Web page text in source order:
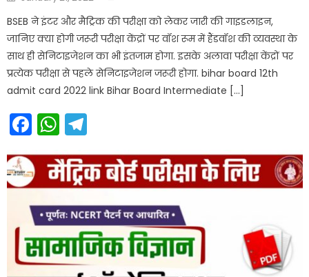
on
BSEB ने इंटर और मैट्रिक की परीक्षा को लेकर जारी की गाइडलाइन,
जानिए क्या होगी जरूरी परीक्षा केंद्रों पर वॉश रूम में हैंडवॉश की व्यवस्था के
साथ ही सेनिटाइजेशन का भी इंतजाम होगा. इसके अलावा परीक्षा केंद्रों पर
प्रत्येक परीक्षा से पहले सेनिटाइजेशन जरूरी होगा. bihar board 12th
admit card 2022 link Bihar Board Intermediate […]
Facebook
WhatsApp